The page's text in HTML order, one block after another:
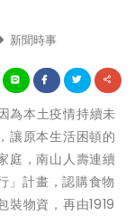
新聞時事
為本土疫情持續未
讓原本生活困頓的
庭，南山人壽連續
」計畫，認購食物
裝物資，再由1919